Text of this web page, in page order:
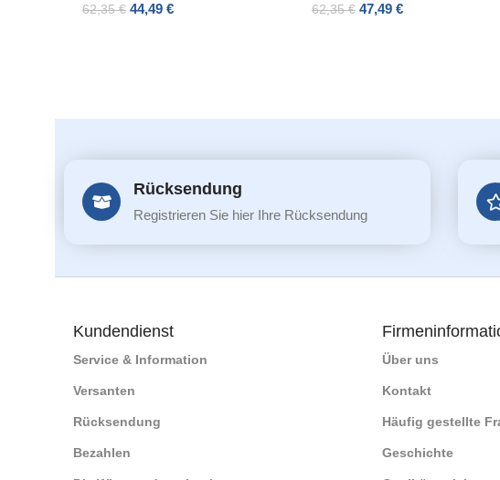
62,35€ 44,49 € 62,35€ 47,49 €
Rücksendung
Registrieren Sie hier Ihre Rücksendung
Kundendienst
Service & Information
Versanten
Rücksendung
Bezahlen
Über uns
Kontakt
Häufig gestellte
Geschichte